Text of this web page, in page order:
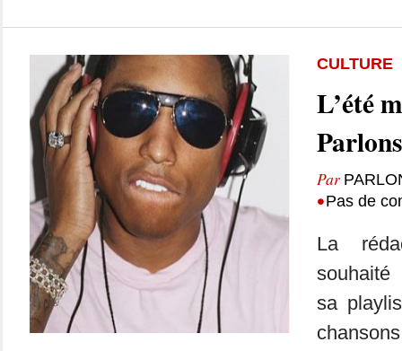
CULTURE
L’été
Par
•Pas de
La
souhaité
sa